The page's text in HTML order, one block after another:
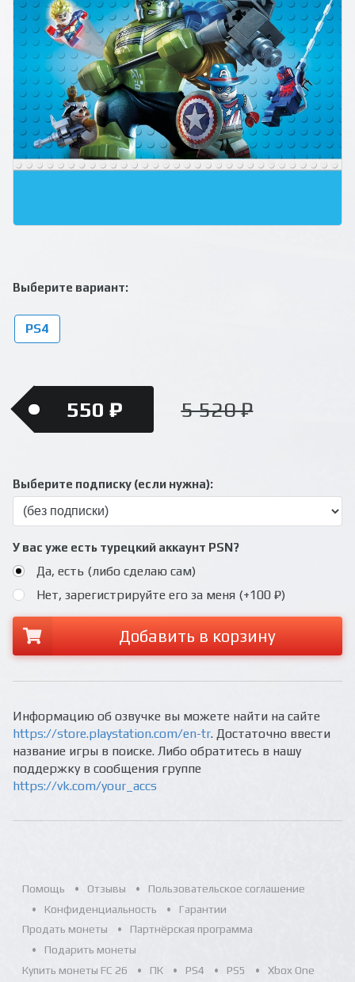
Выберите вариант:
PS4
550 ₽ 5 520 ₽
Выберите подписку (если нужна):
У вас уже есть турецкий аккаунт PSN?
Да, есть (либо сделаю сам)
Нет, зарегистрируйте его за меня (+100 ₽)
Добавить в корзину
Информацию об озвучке вы можете найти на сайте
https://store.playstation.com/en-tr. Достаточно ввести
название игры в поиске. Либо обратитесь в нашу
поддержку в сообщения группе
https://vk.com/your_accs
Помощь Отзывы
Пользовательское соглашение
Конфиденциальность
Гарантии
Продать монеты
Партнёрская программа
Подарить монеты
Купить монеты FC 26
ПК PS4 PS5 Xbox One